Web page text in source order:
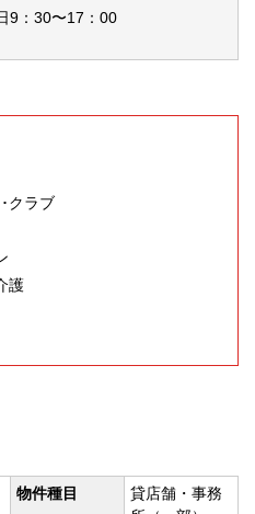
9：30〜17：00
クラブ
護
物件種目
貸店舗・事務